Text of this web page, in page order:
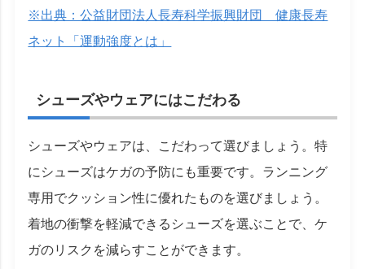
※出典：公益財団法人長寿科学振興財団 健康長寿
ネット「運動強度とは」
シューズやウェアにはこだわる
シューズやウェアは、こだわって選びましょう。特
にシューズはケガの予防にも重要です。ランニング
専用でクッション性に優れたものを選びましょう。
着地の衝撃を軽減できるシューズを選ぶことで、ケ
ガのリスクを減らすことができます。